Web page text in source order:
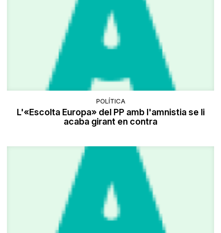
POLÍTICA
L'«Escolta Europa» del PP amb l'amnistia se li
acaba girant en contra